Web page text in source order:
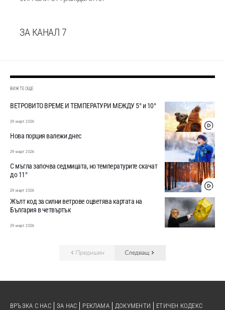
ЗА КАНАЛ 7
ВИЖТЕ ОЩЕ
ВЕТРОВИТО ВРЕМЕ И ТЕМПЕРАТУРИ МЕЖДУ 5° и 10°
29 март 2026
Нова порция валежи днес
29 март 2026
С мъгла започва седмицата, но температурите скачат
до 11°
29 март 2026
Жълт код за силни ветрове оцветява картата на
България в четвъртък
29 март 2026
Предишен Следващ
ВРЪЗКА С НАС ЗА НАС РЕКЛАМА ДОКУМЕНТИ ЕТИЧЕН КОДЕКС